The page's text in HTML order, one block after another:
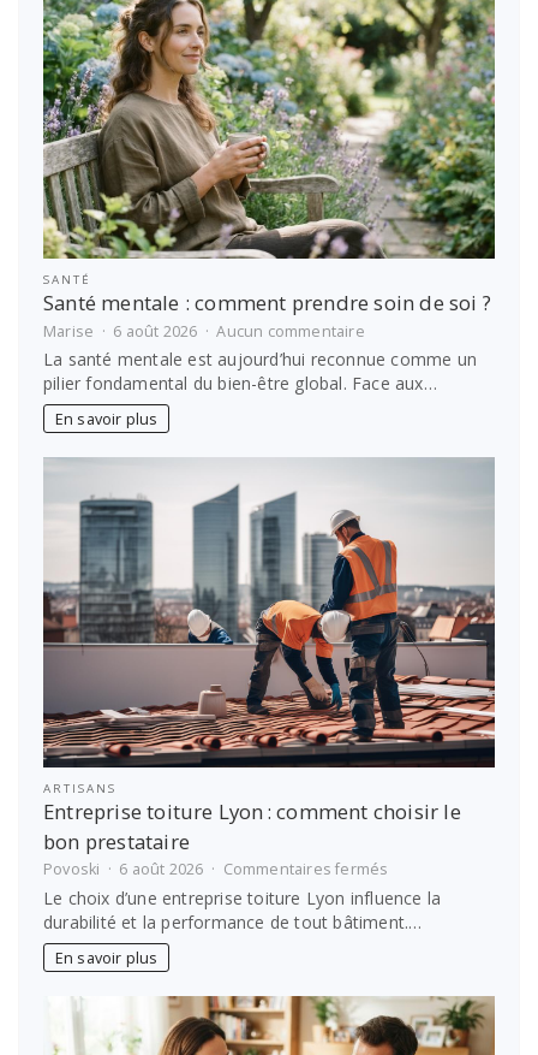
idées
de
voyage
SANTÉ
Santé mentale : comment prendre soin de soi ?
Marise 6 août 2026 Aucun commentairesur
mentale
:
soin
La santé mentale est aujourd’hui reconnue comme un
pilier fondamental du bien-être global. Face aux…
En savoir plus
ARTISANS
Entreprise toiture Lyon : comment choisir le
bon prestataire
Povoski 6 août 2026 Commentaires fermés
Entreprise
toiture
Lyon :
bon
prestataire
Le choix d’une entreprise toiture Lyon influence la
durabilité et la performance de tout bâtiment.…
En savoir plus